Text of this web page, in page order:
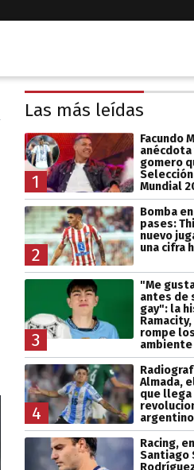
Las más leídas
1
Facundo
anécdota
gomero
Mundial
2
Bomba
pases:
nuevo
una cifra
3
"Me
antes de
gay": la
rompe
4
Almada,
que llega
argentino
Racing,
Santiago